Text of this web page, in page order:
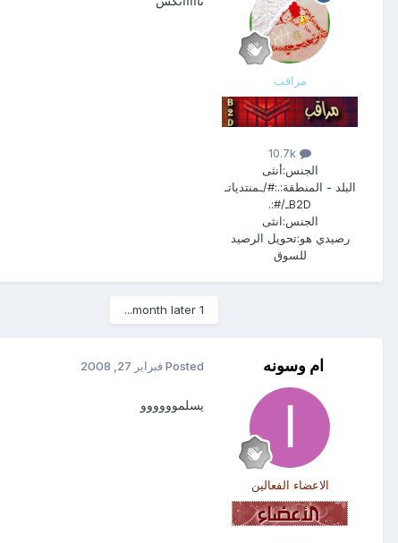
مراقب
الجنس:أنثى
البلد - المنطقة:.:#/ـمنتدياتـ
B2Dـ/#:.
الجنس:انثى
رصيدي هو:تحويل الرصيد
للسوق
1 month later...
ام وسونه
الاعضاء الفعالين
Postedفبراير 27, 2008
يسلموووووو